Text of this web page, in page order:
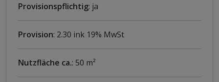
Provisionspflichtig: ja
Provision: 2.30 ink 19% MwSt
Nutzfläche ca.: 50 m²